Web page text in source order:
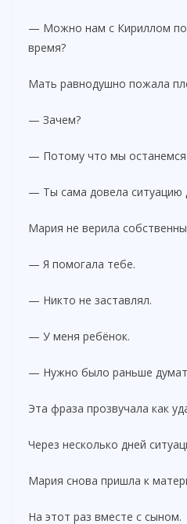
— Можно нам с Кириллом
время?
Мать равнодушно пожала
— Зачем?
— Потому что мы останемся
— Ты сама довела ситуацию
Мария не верила
— Я помогала тебе.
— Никто не заставлял.
— У меня ребёнок.
— Нужно было раньше
Эта фраза прозвучала как
Через несколько дней
Мария снова пришла к
На этот раз вместе с сыном.